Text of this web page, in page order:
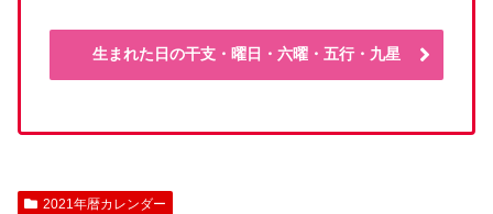
生まれた日の干支・曜日・六曜・五行・九星
2021年暦カレンダー